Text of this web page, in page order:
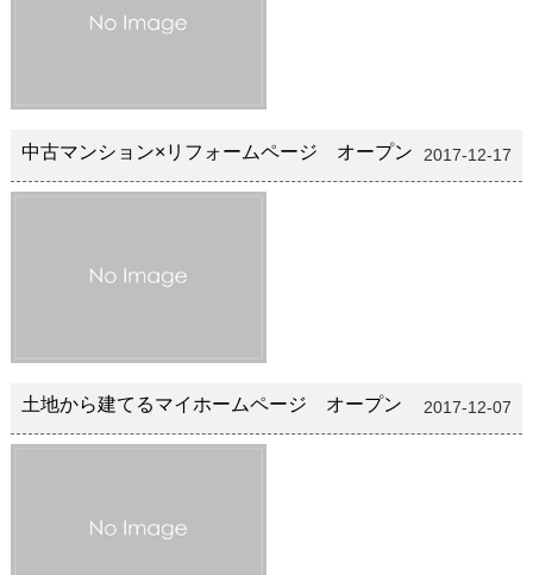
中古マンション×リフォームページ オープン 2017-12-17
土地から建てるマイホームページ オープン 2017-12-07